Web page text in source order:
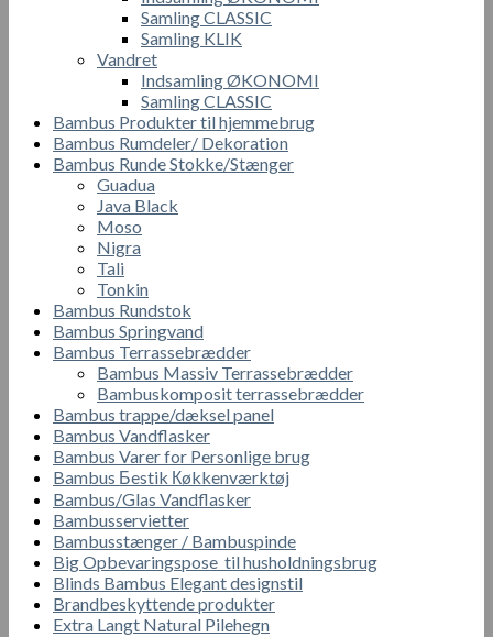
Samling CLASSIC
Samling KLIK
Vandret
Indsamling ØKONOMI
Samling CLASSIC
Bambus Produkter til hjemmebrug
Bambus Rumdeler/ Dekoration
Bambus Runde Stokke/Stænger
Guadua
Java Black
Moso
Nigra
Tali
Tonkin
Bambus Rundstok
Bambus Springvand
Bambus Terrassebrædder
Bambus Massiv Terrassebrædder
Bambuskomposit terrassebrædder
Bambus trappe/dæksel panel
Bambus Vandflasker
Bambus Varer for Personlige brug
Bambus Бestik Кøkkenværktøj
Bambus/Glas Vandflasker
Bambusservietter
Bambusstænger / Bambuspinde
Big Opbevaringspose til husholdningsbrug
Blinds Bambus Elegant designstil
Brandbeskyttende produkter
Extra Langt Natural Pilehegn